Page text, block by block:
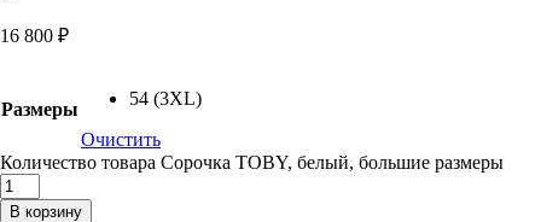
16 800 ₽
Размеры
54 (3XL)
Очистить
Количество товара Сорочка TOBY, белый, большие размеры
В корзину